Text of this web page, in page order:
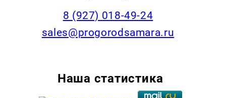
8 (927) 018-49-24
sales@progorodsamara.ru
Наша статистика